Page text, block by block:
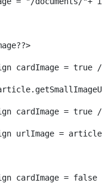
cardImage = true /
cardImage = true /
urlImage =
cardImage = false